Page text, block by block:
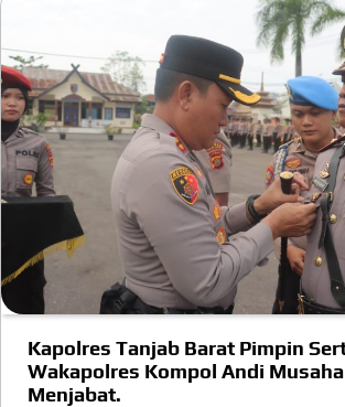
Kapolres Tanjab Barat Pimpin
Wakapolres Kompol Andi
Menjabat.